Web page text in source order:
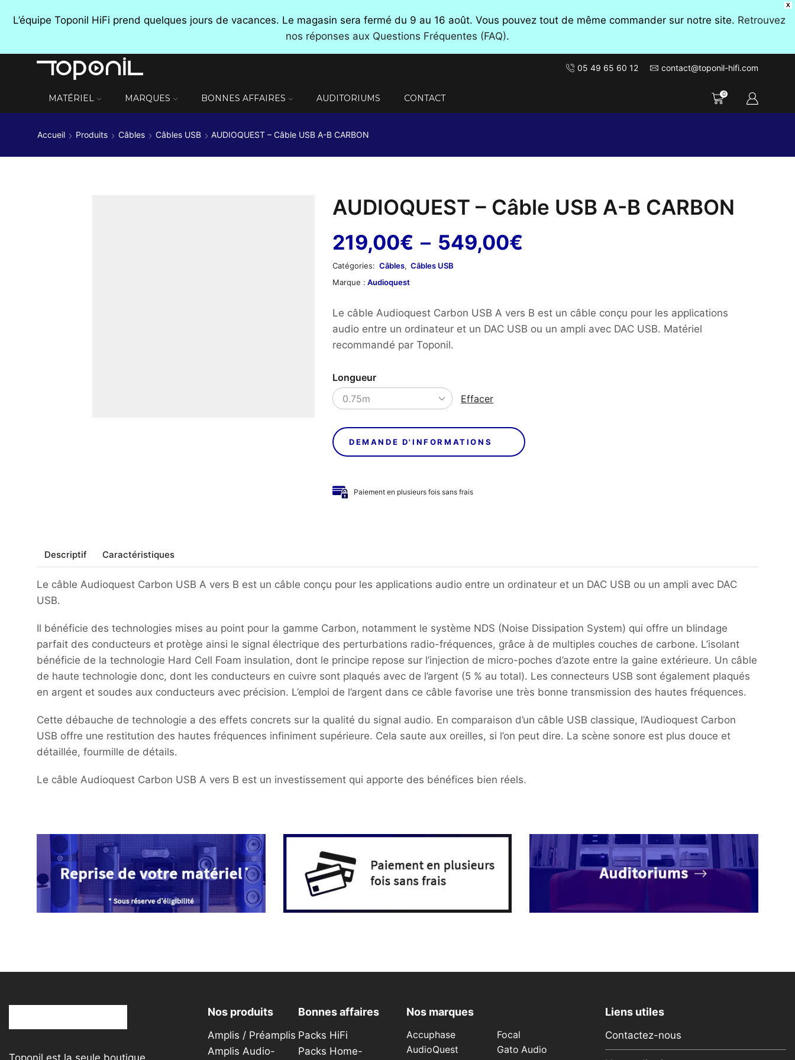
X
L’équipe Toponil HiFi prend quelques jours de vacances. Le magasin sera fermé du 9 au 16 août. Vous pouvez tout de même commander sur notre site. Retrouvez
nos réponses aux Questions Fréquentes (FAQ).
05 49 65 60 12 contact@toponil-hifi.com
MATÉRIEL MARQUES BONNES AFFAIRES AUDITORIUMS CONTACT 0
Accueil Produits Câbles Câbles USB AUDIOQUEST – Câble USB A-B CARBON
AUDIOQUEST – Câble USB A-B CARBON
219,00€ – 549,00€
219,00€
à
Catégories: Câbles, Câbles USB
Marque : Audioquest
Le câble Audioquest Carbon USB A vers B est un câble conçu pour les applications
audio entre un ordinateur et un DAC USB ou un ampli avec DAC USB. Matériel
recommandé par Toponil.
Longueur
Effacer
DEMANDE D'INFORMATIONS
Paiement en plusieurs fois sans frais
Descriptif Caractéristiques
Le câble Audioquest Carbon USB A vers B est un câble conçu pour les applications audio entre un ordinateur et un DAC USB ou un ampli avec DAC
USB.
Il bénéficie des technologies mises au point pour la gamme Carbon, notamment le système NDS (Noise Dissipation System) qui offre un blindage
parfait des conducteurs et protège ainsi le signal électrique des perturbations radio-fréquences, grâce à de multiples couches de carbone. L’isolant
bénéficie de la technologie Hard Cell Foam insulation, dont le principe repose sur l’injection de micro-poches d’azote entre la gaine extérieure. Un câble
de haute technologie donc, dont les conducteurs en cuivre sont plaqués avec de l’argent (5 % au total). Les connecteurs USB sont également plaqués
en argent et soudes aux conducteurs avec précision. L’emploi de l’argent dans ce câble favorise une très bonne transmission des hautes fréquences.
Cette débauche de technologie a des effets concrets sur la qualité du signal audio. En comparaison d’un câble USB classique, l’Audioquest Carbon
USB offre une restitution des hautes fréquences infiniment supérieure. Cela saute aux oreilles, si l’on peut dire. La scène sonore est plus douce et
détaillée, fourmille de détails.
Le câble Audioquest Carbon USB A vers B est un investissement qui apporte des bénéfices bien réels.
Toponil est la seule boutique
Nos produits
Amplis / Préamplis
Amplis Audio-
Bonnes affaires
Packs HiFi
Packs Home-
Nos marques
Accuphase
AudioQuest
Focal
Gato Audio
Liens utiles
Contactez-nous